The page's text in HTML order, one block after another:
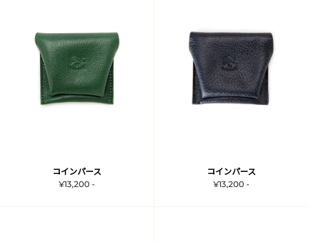
コインパース
¥13,200 -
コインパース
¥13,200 -